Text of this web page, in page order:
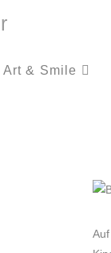
Art & Smile